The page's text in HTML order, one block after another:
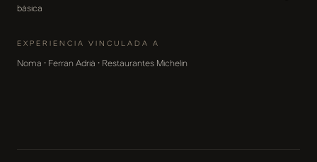
básica
EXPERIENCIA VINCULADA A
Noma · Ferran Adrià · Restaurantes Michelin